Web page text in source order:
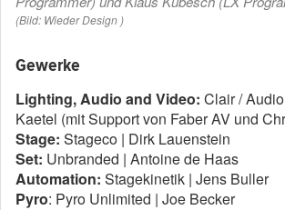
(Bild: Wieder Design )
Gewerke
Lighting, Audio and Video: Clair /
Kaetel (mit Support von Faber AV und
Stage: Stageco | Dirk Lauenstein
Set: Unbranded | Antoine de Haas
Automation: Stagekinetik | Jens Buller
Pyro: Pyro Unlimited | Joe Becker